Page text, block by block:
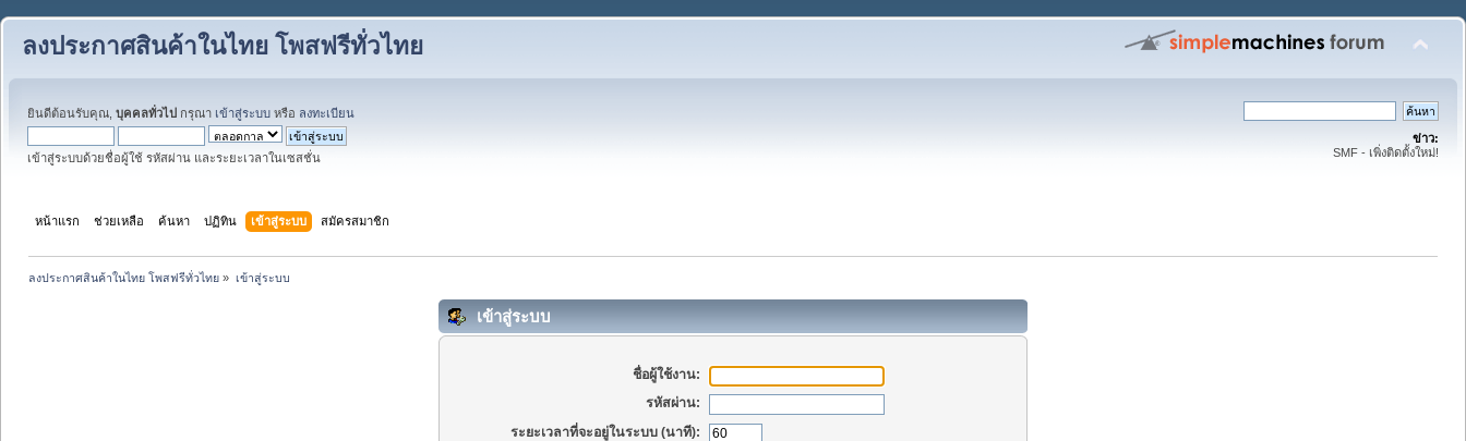
ลงประกาศสินค้าในไทย โพสฟรีทั่วไทย
ยินดีต้อนรับคุณ, บุคคลทั่วไป กรุณา เข้าสู่ระบบ หรือ ลงทะเบียน
เข้าสู่ระบบด้วยชื่อผู้ใช้ รหัสผ่าน และระยะเวลาในเซสชั่น
ข่าว:
SMF - เพิ่งติดตั้งใหม่!
หน้าแรก ช่วยเหลือ ค้นหา ปฏิทิน เข้าสู่ระบบ สมัครสมาชิก
ลงประกาศสินค้าในไทย โพสฟรีทั่วไทย » เข้าสู่ระบบ
เข้าสู่ระบบ
ชื่อผู้ใช้งาน:
รหัสผ่าน:
ระยะเวลาที่จะอยู่ในระบบ (นาที):